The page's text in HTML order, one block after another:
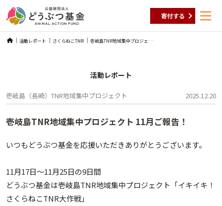
Skip
寄付する
活動レポート さくらねこTNR 壱
岐島TNR地域集中プロジェクト 11月ご報告！
活動レポート
壱岐島（長崎） TNR地域集中プロジェクト 2025.12.20
壱岐島TNR地域集中プロジェクト 11月ご報告！
いつもどうぶつ基金を応援いただきありがとうございます。
11月17日～11月25日の9日間
どうぶつ基金は壱岐島TNR地域集中プロジェクト「イキイキ！
さくらねこTNR大作戦」